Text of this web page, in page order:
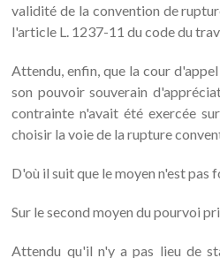
validité de la convention de
l'article L. 1237-11 du code du
Attendu, enfin, que la cour
son pouvoir souverain
contrainte n'avait été exercée
choisir la voie de la rupture
D'où il suit que le moyen n'est pas
Sur le second moyen du pourvoi
Attendu qu'il n'y a pas lieu de